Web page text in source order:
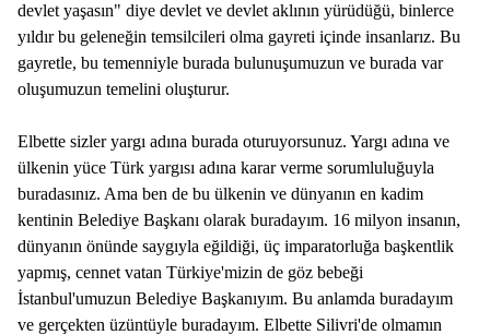
devlet yaşasın" diye devlet ve devlet aklının yürüdüğü, binlerce
yıldır bu geleneğin temsilcileri olma gayreti içinde insanlarız. Bu
gayretle, bu temenniyle burada bulunuşumuzun ve burada var
oluşumuzun temelini oluşturur.
Elbette sizler yargı adına burada oturuyorsunuz. Yargı adına ve
ülkenin yüce Türk yargısı adına karar verme sorumluluğuyla
buradasınız. Ama ben de bu ülkenin ve dünyanın en kadim
kentinin Belediye Başkanı olarak buradayım. 16 milyon insanın,
dünyanın önünde saygıyla eğildiği, üç imparatorluğa başkentlik
yapmış, cennet vatan Türkiye'mizin de göz bebeği
İstanbul'umuzun Belediye Başkanıyım. Bu anlamda buradayım
ve gerçekten üzüntüyle buradayım. Elbette Silivri'de olmamın